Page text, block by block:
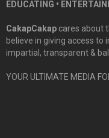
EDUCATING •
CakapCakap cares about
believe in giving access
impartial, transparent &
YOUR ULTIMATE MEDIA